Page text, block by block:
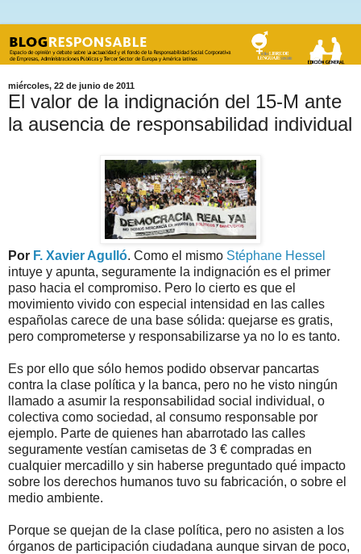
miércoles, 22 de junio de 2011
El valor de la indignación del 15-M ante
la ausencia de responsabilidad individual
Por F. Xavier Agulló. Como el mismo Stéphane Hessel
intuye y apunta, seguramente la indignación es el primer
paso hacia el compromiso. Pero lo cierto es que el
movimiento vivido con especial intensidad en las calles
españolas carece de una base sólida: quejarse es gratis,
pero comprometerse y responsabilizarse ya no lo es tanto.
Es por ello que sólo hemos podido observar pancartas
contra la clase política y la banca, pero no he visto ningún
llamado a asumir la responsabilidad social individual, o
colectiva como sociedad, al consumo responsable por
ejemplo. Parte de quienes han abarrotado las calles
seguramente vestían camisetas de 3 € compradas en
cualquier mercadillo y sin haberse preguntado qué impacto
sobre los derechos humanos tuvo su fabricación, o sobre el
medio ambiente.
Porque se quejan de la clase política, pero no asisten a los
órganos de participación ciudadana aunque sirvan de poco,